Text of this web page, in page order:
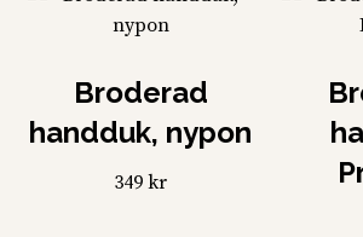
Broderad
handduk, nypon
349kr